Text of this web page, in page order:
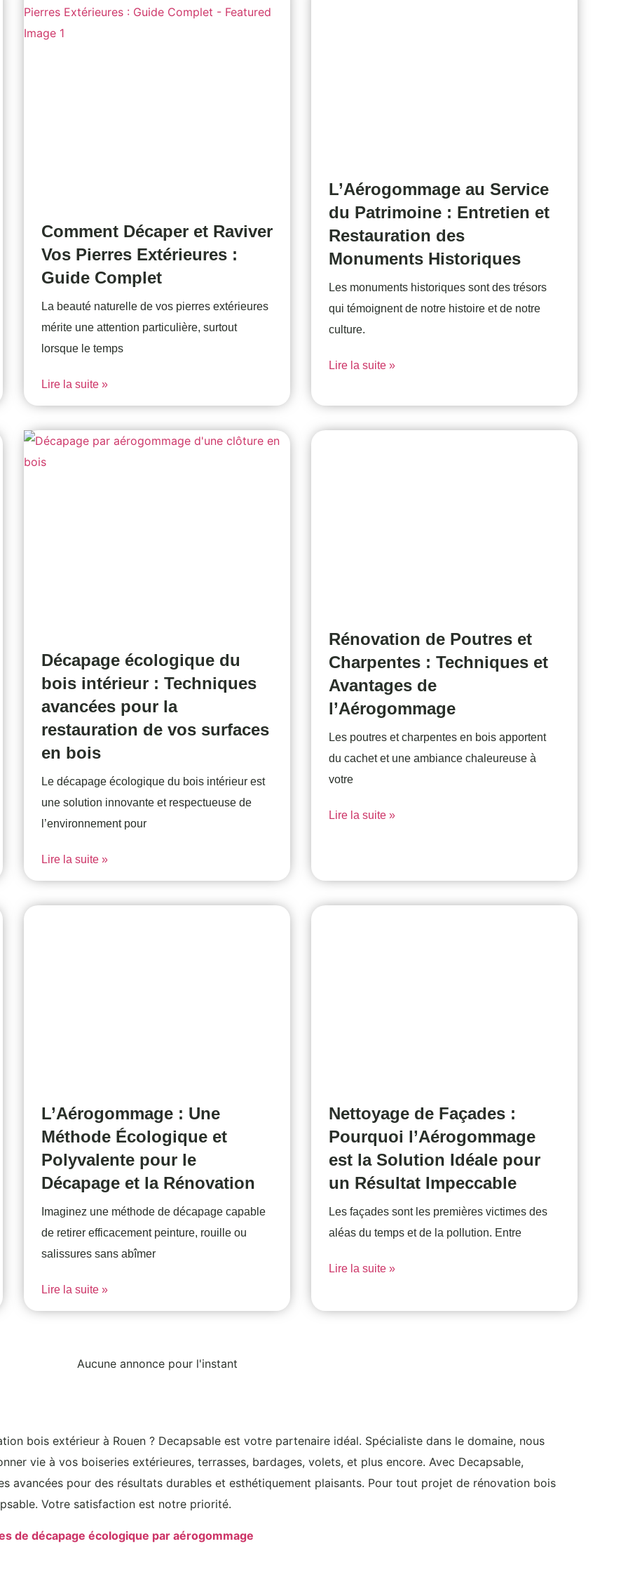
Comment Décaper et Raviver
Vos Pierres Extérieures :
Guide Complet
La beauté naturelle de vos pierres extérieures
mérite une attention particulière, surtout
lorsque le temps
Lire la suite »
L’Aérogommage au Service
du Patrimoine : Entretien et
Restauration des
Monuments Historiques
Les monuments historiques sont des trésors
qui témoignent de notre histoire et de notre
culture.
Lire la suite »
Décapage écologique du
bois intérieur : Techniques
avancées pour la
restauration de vos surfaces
en bois
Le décapage écologique du bois intérieur est
une solution innovante et respectueuse de
l’environnement pour
Lire la suite »
Rénovation de Poutres et
Charpentes : Techniques et
Avantages de
l’Aérogommage
Les poutres et charpentes en bois apportent
du cachet et une ambiance chaleureuse à
votre
Lire la suite »
L’Aérogommage : Une
Méthode Écologique et
Polyvalente pour le
Décapage et la Rénovation
Imaginez une méthode de décapage capable
de retirer efficacement peinture, rouille ou
salissures sans abîmer
Lire la suite »
Nettoyage de Façades :
Pourquoi l’Aérogommage
est la Solution Idéale pour
un Résultat Impeccable
Les façades sont les premières victimes des
aléas du temps et de la pollution. Entre
Lire la suite »
Aucune annonce pour l'instant
bois extérieur à Rouen ? Decapsable est votre partenaire idéal. Spécialiste dans le domaine, nous
vie à vos boiseries extérieures, terrasses, bardages, volets, et plus encore. Avec Decapsable,
avancées pour des résultats durables et esthétiquement plaisants. Pour tout projet de rénovation bois
Votre satisfaction est notre priorité.
de décapage écologique par aérogommage